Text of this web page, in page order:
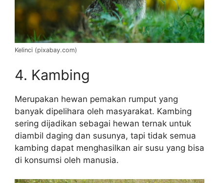
Kelinci (pixabay.com)
4. Kambing
Merupakan hewan pemakan rumput yang
banyak dipelihara oleh masyarakat. Kambing
sering dijadikan sebagai hewan ternak untuk
diambil daging dan susunya, tapi tidak semua
kambing dapat menghasilkan air susu yang bisa
di konsumsi oleh manusia.